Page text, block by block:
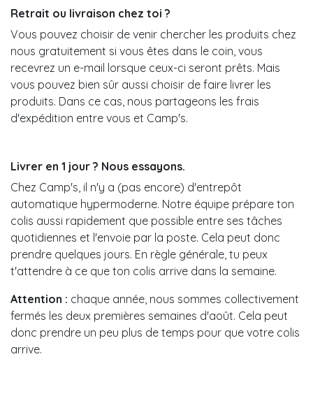
Retrait ou livraison chez toi ?
Vous pouvez choisir de venir chercher les produits chez
nous gratuitement si vous êtes dans le coin, vous
recevrez un e-mail lorsque ceux-ci seront prêts. Mais
vous pouvez bien sûr aussi choisir de faire livrer les
produits. Dans ce cas, nous partageons les frais
d'expédition entre vous et Camp's.
Livrer en 1 jour ? Nous essayons.
Chez Camp's, il n'y a (pas encore) d'entrepôt
automatique hypermoderne. Notre équipe prépare ton
colis aussi rapidement que possible entre ses tâches
quotidiennes et l'envoie par la poste. Cela peut donc
prendre quelques jours. En règle générale, tu peux
t'attendre à ce que ton colis arrive dans la semaine.
Attention : chaque année, nous sommes collectivement
fermés les deux premières semaines d'août. Cela peut
donc prendre un peu plus de temps pour que votre colis
arrive.